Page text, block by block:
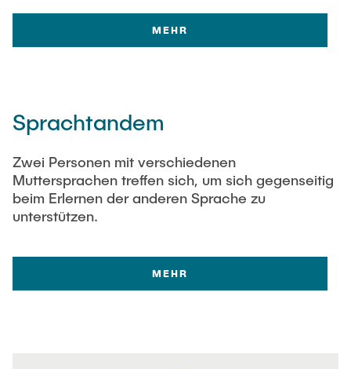
MEHR
Sprachtandem
Zwei Personen mit verschiedenen
Muttersprachen treffen sich, um sich gegenseitig
beim Erlernen der anderen Sprache zu
unterstützen.
MEHR